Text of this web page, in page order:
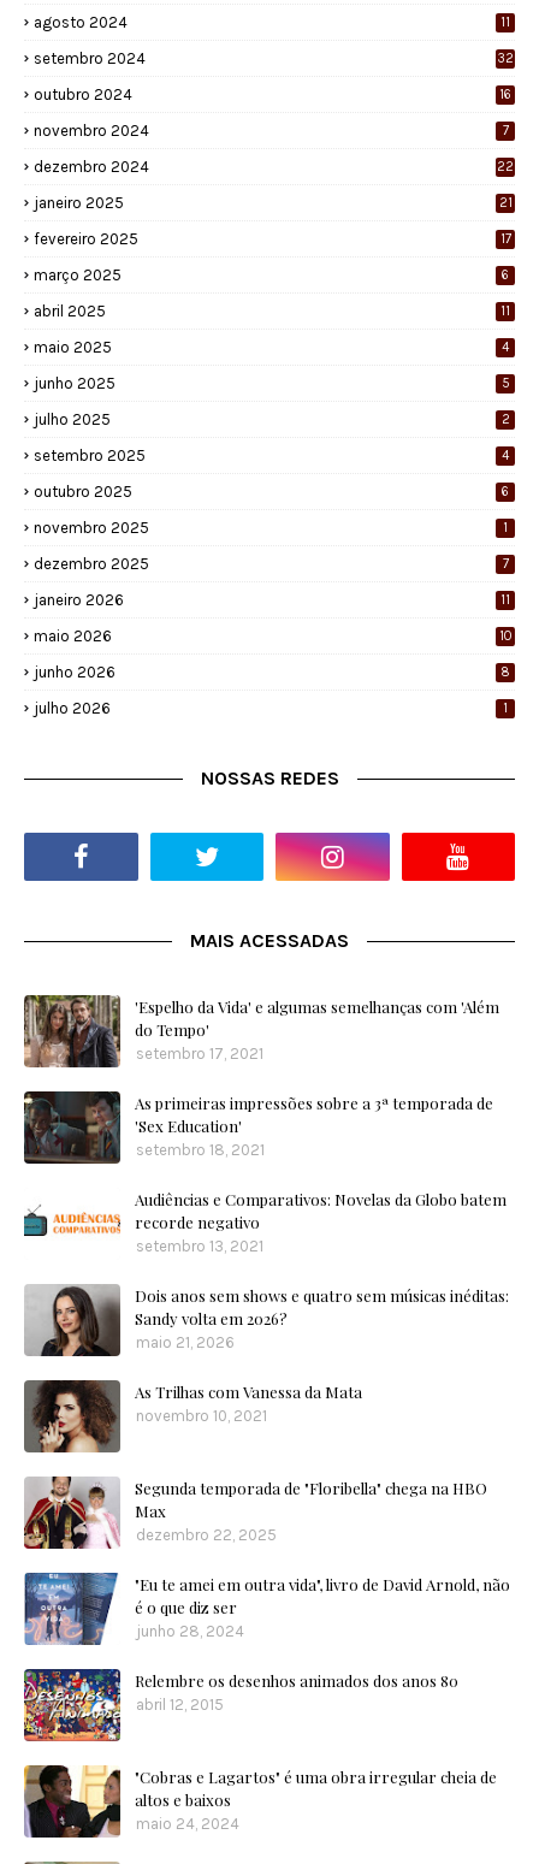
agosto 2024 11
setembro 2024 32
outubro 2024 16
novembro 2024 7
dezembro 2024 22
janeiro 2025 21
fevereiro 2025 17
março 2025 6
abril 2025 11
maio 2025 4
junho 2025 5
julho 2025 2
setembro 2025 4
outubro 2025 6
novembro 2025 1
dezembro 2025 7
janeiro 2026 11
maio 2026 10
junho 2026 8
julho 2026 1
NOSSAS REDES
MAIS ACESSADAS
'Espelho da Vida' e algumas semelhanças com 'Além
do Tempo'
setembro 17, 2021
As primeiras impressões sobre a 3ª temporada de
'Sex Education'
setembro 18, 2021
Audiências e Comparativos: Novelas da Globo batem
recorde negativo
setembro 13, 2021
Dois anos sem shows e quatro sem músicas inéditas:
Sandy volta em 2026?
maio 21, 2026
As Trilhas com Vanessa da Mata
novembro 10, 2021
Segunda temporada de "Floribella" chega na HBO
Max
dezembro 22, 2025
"Eu te amei em outra vida", livro de David Arnold, não
é o que diz ser
junho 28, 2024
Relembre os desenhos animados dos anos 80
abril 12, 2015
"Cobras e Lagartos" é uma obra irregular cheia de
altos e baixos
maio 24, 2024